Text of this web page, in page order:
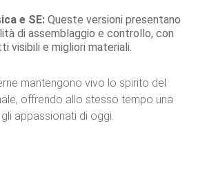
e SE: Queste versioni presentano
di assemblaggio e controllo, con
visibili e migliori materiali.
mantengono vivo lo spirito del
offrendo allo stesso tempo una
appassionati di oggi.